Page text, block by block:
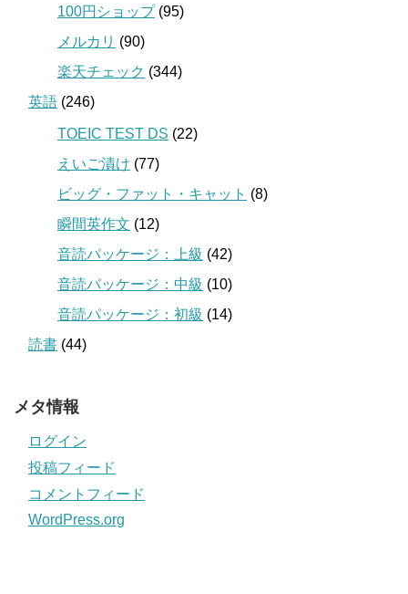
100円ショップ(95)
メルカリ (90)
楽天チェック (344)
英語 (246)
TOEIC TEST DS (22)
えいご漬け (77)
ビッグ・ファット・キャット (8)
瞬間英作文 (12)
音読パッケージ：上級 (42)
音読パッケージ：中級 (10)
音読パッケージ：初級 (14)
読書 (44)
メタ情報
ログイン
投稿フィード
コメントフィード
WordPress.org